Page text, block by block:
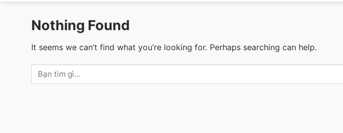
Nothing Found
It seems we can’t find what you’re looking for. Perhaps searching can help.